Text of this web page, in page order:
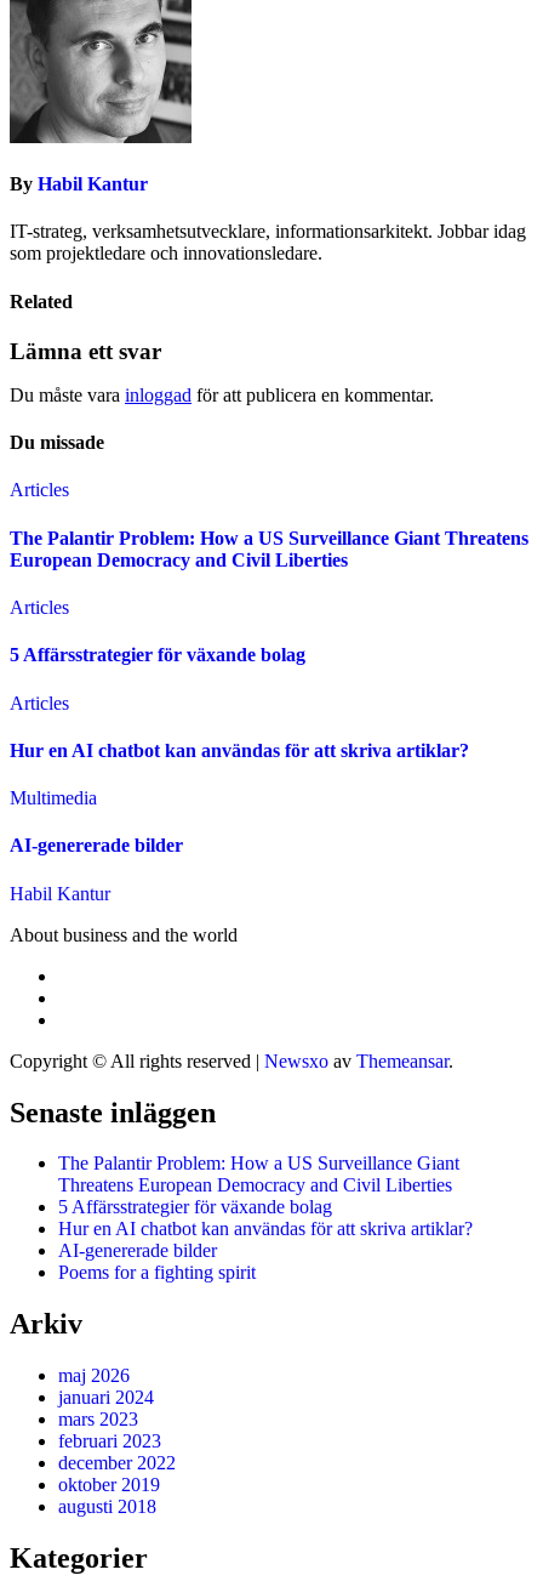
By Habil Kantur
IT-strateg, verksamhetsutvecklare, informationsarkitekt. Jobbar idag
som projektledare och innovationsledare.
Related
Lämna ett svar
Du måste vara inloggad för att publicera en kommentar.
Du missade
Articles
The Palantir Problem: How a US Surveillance Giant Threatens
European Democracy and Civil Liberties
Articles
5 Affärsstrategier för växande bolag
Articles
Hur en AI chatbot kan användas för att skriva artiklar?
Multimedia
AI-genererade bilder
Habil Kantur
About business and the world
Copyright © All rights reserved | Newsxo av Themeansar.
Senaste inläggen
The Palantir Problem: How a US Surveillance Giant
Threatens European Democracy and Civil Liberties
5 Affärsstrategier för växande bolag
Hur en AI chatbot kan användas för att skriva artiklar?
AI-genererade bilder
Poems for a fighting spirit
Arkiv
maj 2026
januari 2024
mars 2023
februari 2023
december 2022
oktober 2019
augusti 2018
Kategorier